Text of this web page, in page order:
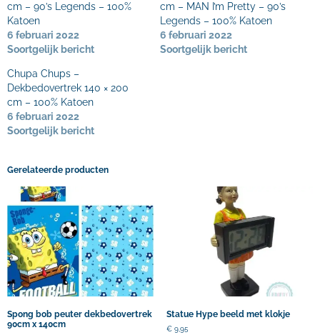
cm – 90’s Legends – 100%
Katoen
6 februari 2022
Soortgelijk bericht
cm – MAN I’m Pretty – 90’s
Legends – 100% Katoen
6 februari 2022
Soortgelijk bericht
Chupa Chups –
Dekbedovertrek 140 × 200
cm – 100% Katoen
6 februari 2022
Soortgelijk bericht
Gerelateerde producten
Spong bob peuter dekbedovertrek
90cm x 140cm
Statue Hype beeld met klokje
€9,95